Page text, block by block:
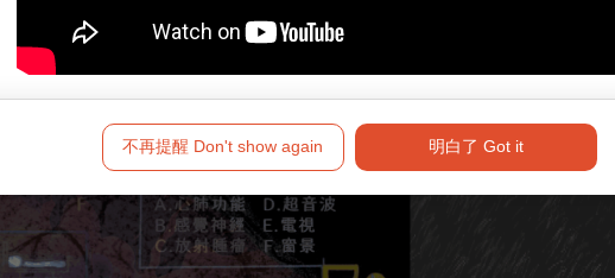
不再提醒 Don't show again 明白了 Got it
發送摩斯密碼一般，用他小腦袋想到的各種方式與你互動，渴望未知能開始有所
就算再小聲，聽到了也請記得回應他。